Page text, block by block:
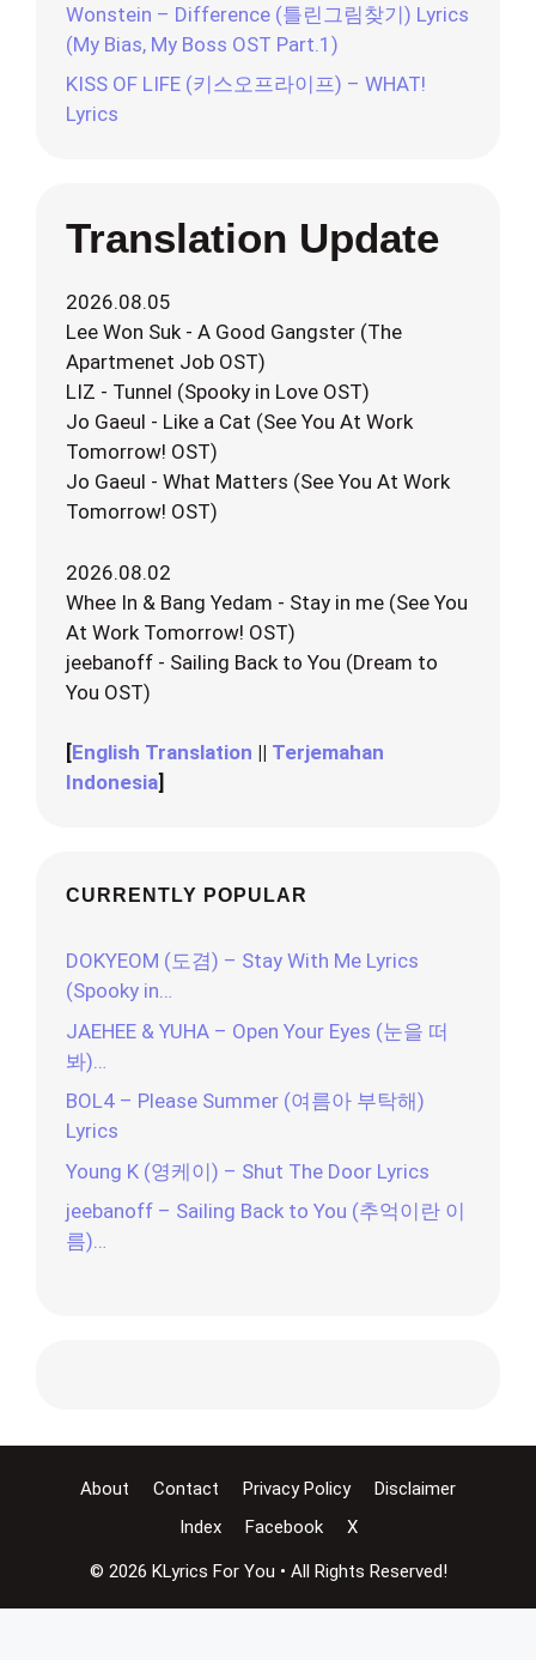
Wonstein – Difference (틀린그림찾기) Lyrics
(My Bias, My Boss OST Part.1)
KISS OF LIFE (키스오프라이프) – WHAT!
Lyrics
Translation Update
2026.08.05
Lee Won Suk - A Good Gangster (The
Apartmenet Job OST)
LIZ - Tunnel (Spooky in Love OST)
Jo Gaeul - Like a Cat (See You At Work
Tomorrow! OST)
Jo Gaeul - What Matters (See You At Work
Tomorrow! OST)
2026.08.02
Whee In & Bang Yedam - Stay in me (See You
At Work Tomorrow! OST)
jeebanoff - Sailing Back to You (Dream to
You OST)
[English Translation || Terjemahan
Indonesia]
CURRENTLY POPULAR
DOKYEOM (도겸) – Stay With Me Lyrics
(Spooky in…
JAEHEE & YUHA – Open Your Eyes (눈을 떠
봐)…
BOL4 – Please Summer (여름아 부탁해)
Lyrics
Young K (영케이) – Shut The Door Lyrics
jeebanoff – Sailing Back to You (추억이란 이
름)…
About Contact Privacy Policy
Disclaimer
Index
Facebook X
© 2026 KLyrics For You • All Rights Reserved!